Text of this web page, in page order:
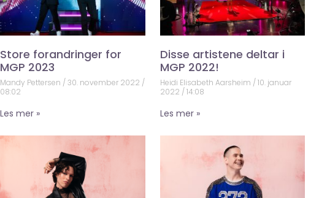
Store forandringer for
MGP 2023
Mandy Pettersen
30. november 2022
08:02
Les mer »
Disse artistene deltar i
MGP 2022!
Heidi Elisabeth Aarsheim 10. januar
2022 14:08
Les mer »